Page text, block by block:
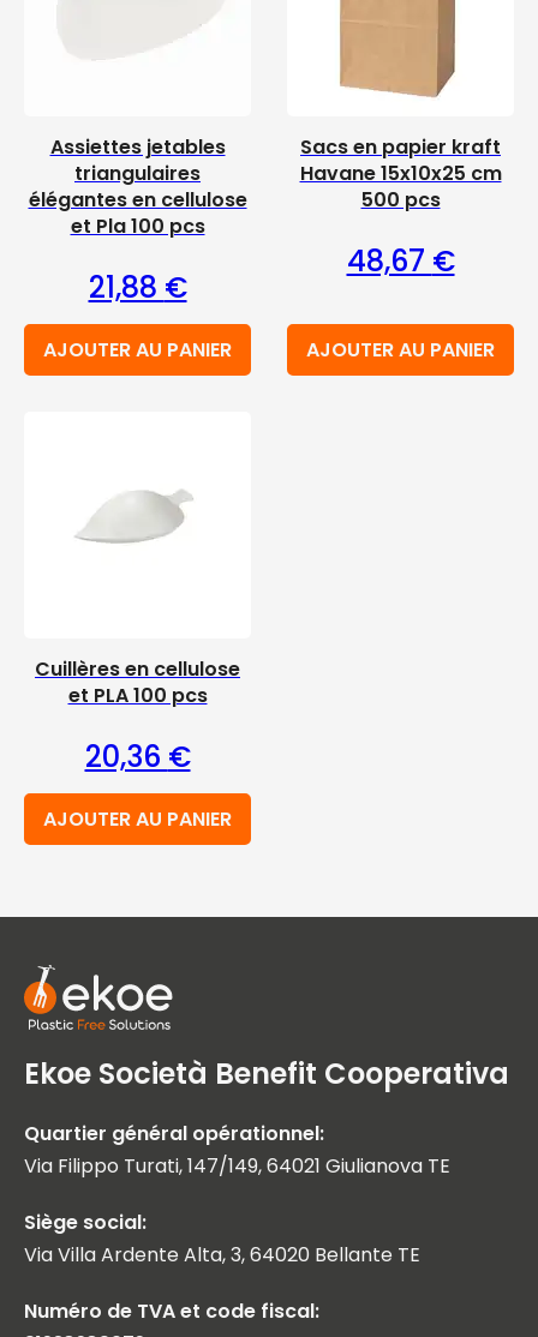
Assiettes jetables
triangulaires
élégantes en cellulose
et Pla 100 pcs
21,88 €
AJOUTER AU PANIER
Sacs en papier kraft
Havane 15x10x25 cm
500 pcs
48,67 €
AJOUTER AU PANIER
Cuillères en cellulose
et PLA 100 pcs
20,36 €
AJOUTER AU PANIER
Ekoe Società Benefit Cooperativa
Quartier général opérationnel:
Via Filippo Turati, 147/149, 64021 Giulianova TE
Siège social:
Via Villa Ardente Alta, 3, 64020 Bellante TE
Numéro de TVA et code fiscal: